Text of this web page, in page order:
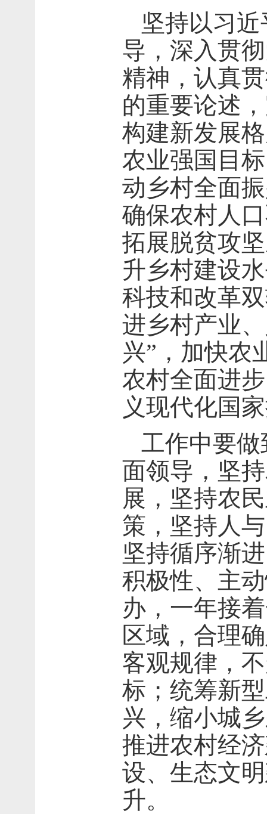
坚持以习
导，深入贯
精神，认真
的重要论述
构建新发展
农业强国目
动乡村全面
确保农村人
拓展脱贫攻
升乡村建设
科技和改革
进乡村产业
兴”，加快农
农村全面进
义现代化国
工作中要做
面领导，坚
展，坚持农
策，坚持人
坚持循序渐
积极性、主
办，一年接
区域，合理
客观规律，
标；统筹新
兴，缩小城
推进农村经
设、生态文
升。